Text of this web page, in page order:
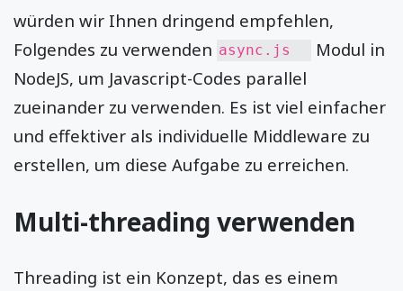
würden wir Ihnen dringend empfehlen,
Folgendes zu verwenden async.js
Modul in
NodeJS, um Javascript-Codes parallel
zueinander zu verwenden. Es ist viel einfacher
und effektiver als individuelle Middleware zu
erstellen, um diese Aufgabe zu erreichen.
Multi-threading verwenden
Threading ist ein Konzept, das es einem